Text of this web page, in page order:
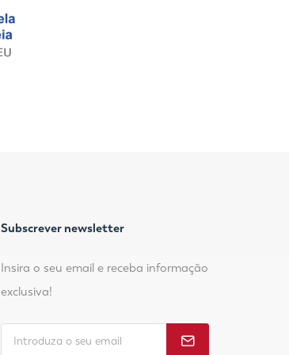
Subscrever newsletter
Insira o seu email e receba informação
exclusiva!